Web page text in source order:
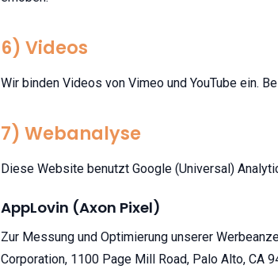
6) Videos
Wir binden Videos von Vimeo und YouTube ein.
7) Webanalyse
Diese Website benutzt Google (Universal)
AppLovin (Axon Pixel)
Zur Messung und Optimierung unserer
Corporation, 1100 Page Mill Road, Palo Alto, CA